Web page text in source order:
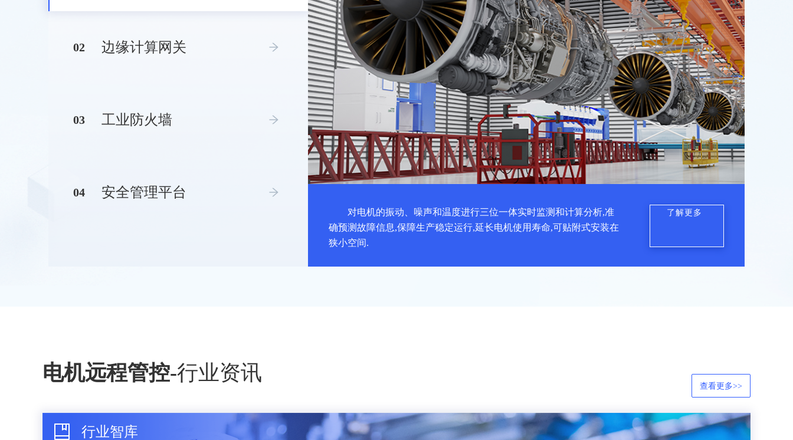
02 边缘计算网关
03 工业防火墙
04 安全管理平台
对电机的振动、噪声和温度进行三位一体实时监测和计算分析,准
确预测故障信息,保障生产稳定运行,延长电机使用寿命,可贴附式安装在
狭小空间.
了解更多
电机远程管控-行业资讯
查看更多>>
行业智库